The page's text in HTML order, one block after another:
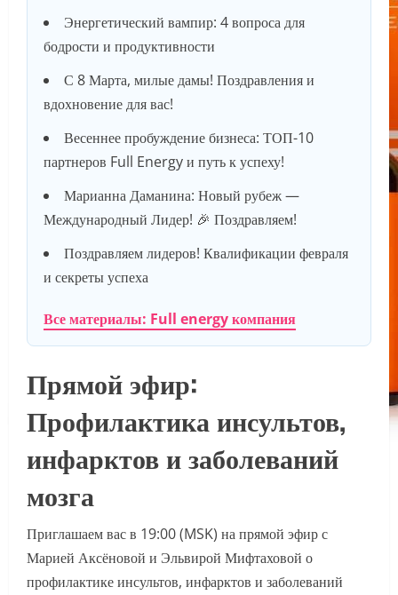
Энергетический вампир: 4 вопроса для
бодрости и продуктивности
С 8 Марта, милые дамы! Поздравления и
вдохновение для вас!
Весеннее пробуждение бизнеса: ТОП-10
партнеров Full Energy и путь к успеху!
Марианна Даманина: Новый рубеж —
Международный Лидер! 🎉 Поздравляем!
Поздравляем лидеров! Квалификации февраля
и секреты успеха
Все материалы: Full energy компания
Прямой эфир:
Профилактика инсультов,
инфарктов и заболеваний
мозга
Приглашаем вас в 19:00 (MSK) на прямой эфир с
Марией Аксёновой и Эльвирой Мифтаховой о
профилактике инсультов, инфарктов и заболеваний